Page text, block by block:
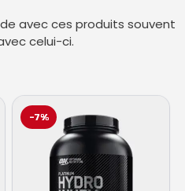
avec ces produits souvent
celui-ci.
-7%